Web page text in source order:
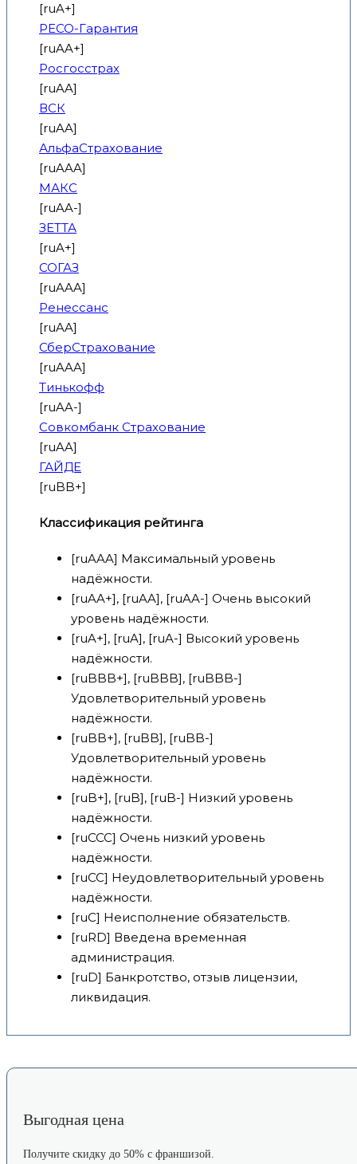
[ruA+]
РЕСО-Гарантия
[ruAA+]
Росгосстрах
[ruAA]
ВСК
[ruAA]
АльфаСтрахование
[ruAAA]
МАКС
[ruAA-]
ЗЕТТА
[ruA+]
СОГАЗ
[ruAAA]
Ренессанс
[ruAA]
СберСтрахование
[ruAAA]
Тинькофф
[ruAA-]
Совкомбанк Страхование
[ruAA]
ГАЙДЕ
[ruBB+]
Классификация рейтинга
[ruAAA] Максимальный уровень
надёжности.
[ruAA+], [ruAA], [ruAA-] Очень высокий
уровень надёжности.
[ruA+], [ruA], [ruA-] Высокий уровень
надёжности.
[ruBBB+], [ruBBB], [ruBBB-]
Удовлетворительный уровень
надёжности.
[ruBB+], [ruBB], [ruBB-]
Удовлетворительный уровень
надёжности.
[ruB+], [ruB], [ruB-] Низкий уровень
надёжности.
[ruCCC] Очень низкий уровень
надёжности.
[ruCC] Неудовлетворительный уровень
надёжности.
[ruC] Неисполнение обязательств.
[ruRD] Введена временная
администрация.
[ruD] Банкротство, отзыв лицензии,
ликвидация.
Выгодная цена
Получите скидку до 50% с франшизой.